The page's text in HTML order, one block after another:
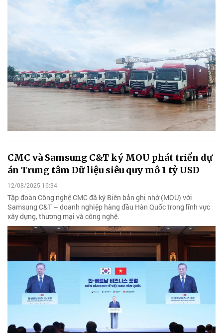
CMC và Samsung C&T ký MOU phát triển dự
án Trung tâm Dữ liệu siêu quy mô 1 tỷ USD
12/08/2025 16:34
Tập đoàn Công nghệ CMC đã ký Biên bản ghi nhớ (MOU) với
Samsung C&T – doanh nghiệp hàng đầu Hàn Quốc trong lĩnh vực
xây dựng, thương mại và công nghệ.